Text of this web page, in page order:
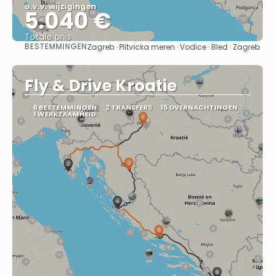
o.v.v. wijzigingen
5.040 €
Totale prijs
Bekijk
BESTEMMINGENZagreb · Plitvicka meren · Vodice · Bled · Zagreb
Fly & Drive Kroatie
6 BESTEMMINGEN 2 TRANSFERS 15 OVERNACHTINGEN
1 WERKZAAMHEID